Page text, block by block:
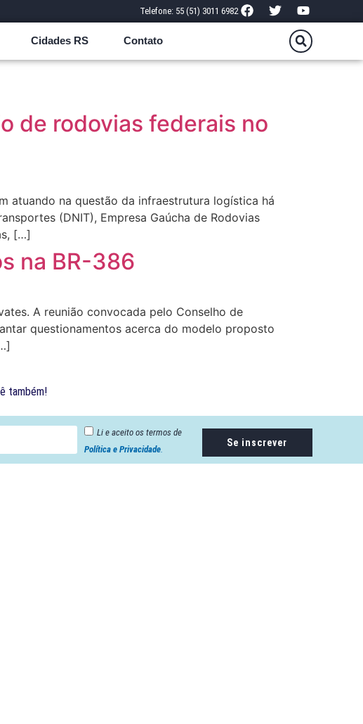
Telefone: 55 (51) 3011 6982
Cidades RS Contato
de rodovias federais no
atuando na questão da infraestrutura logística há
(DNIT), Empresa Gaúcha de Rodovias
[…]
na BR-386
A reunião convocada pelo Conselho de
questionamentos acerca do modelo proposto
também!
Li e aceito os termos de
Política e Privacidade.
Se inscrever